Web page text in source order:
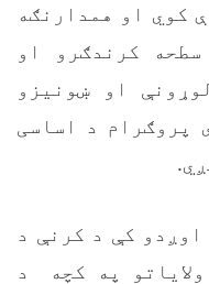
کوي او همدارنګه
کرندګرو او
او ښونیزو
پروګرام د اساسی
کې د کرنې د
ولایاتو په کچه د